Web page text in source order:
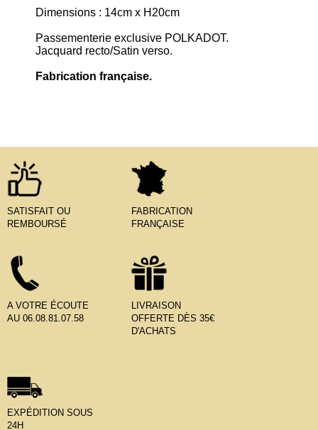
Dimensions : 14cm x H20cm
Passementerie exclusive POLKADOT.
Jacquard recto/Satin verso.
Fabrication française.
SATISFAIT OU
REMBOURSÉ
FABRICATION
FRANÇAISE
A VOTRE ÉCOUTE
AU 06.08.81.07.58
LIVRAISON
OFFERTE DÈS 35€
D'ACHATS
EXPÉDITION SOUS
24H